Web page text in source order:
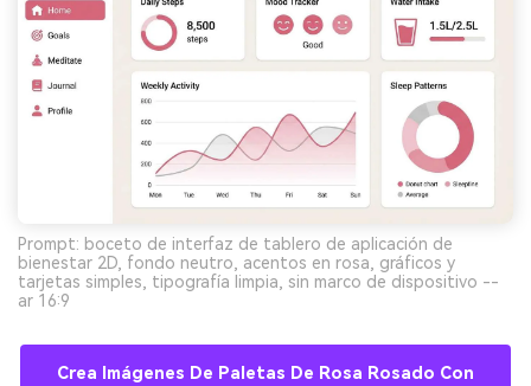
Prompt: boceto de interfaz de tablero de aplicación de
bienestar 2D, fondo neutro, acentos en rosa, gráficos y
tarjetas simples, tipografía limpia, sin marco de dispositivo --
ar 16:9
Crea Imágenes De Paletas De Rosa Rosado Con